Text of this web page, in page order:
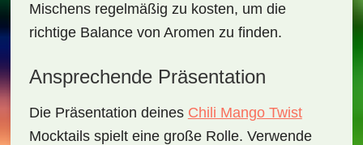
Mischens regelmäßig zu kosten, um die
richtige Balance von Aromen zu finden.
Ansprechende Präsentation
Die Präsentation deines Chili Mango Twist
Mocktailsspielt eine große Rolle. Verwende